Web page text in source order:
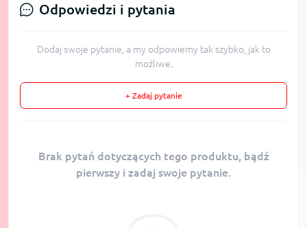
Odpowiedzi i pytania
Dodaj swoje pytanie, a my odpowiemy tak szybko, jak to
możliwe.
+ Zadaj pytanie
Brak pytań dotyczących tego produktu, bądź
pierwszy i zadaj swoje pytanie.